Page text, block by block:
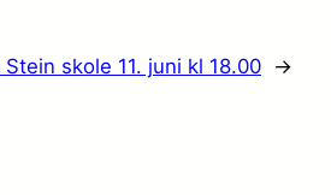
skole 11. juni kl 18.00 →